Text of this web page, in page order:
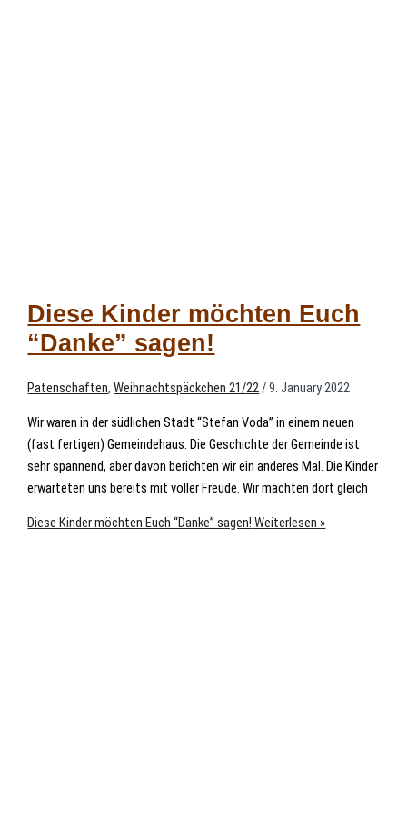
Diese Kinder möchten Euch
“Danke” sagen!
Patenschaften,Weihnachtspäckchen 21/22/9. January 2022
Wir waren in der südlichen Stadt “Stefan Voda” in einem neuen
(fast fertigen) Gemeindehaus. Die Geschichte der Gemeinde ist
sehr spannend, aber davon berichten wir ein anderes Mal. Die Kinder
erwarteten uns bereits mit voller Freude. Wir machten dort gleich
Diese Kinder möchten Euch “Danke” sagen! Weiterlesen »